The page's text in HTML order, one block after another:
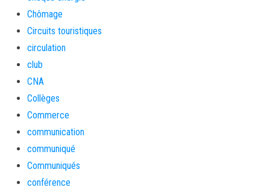
Chômage
Circuits touristiques
circulation
club
CNA
Collèges
Commerce
communication
communiqué
Communiqués
conférence